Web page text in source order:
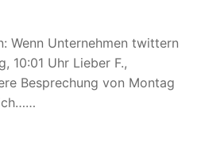
Wenn Unternehmen twittern
10:01 Uhr Lieber F.,
Besprechung von Montag